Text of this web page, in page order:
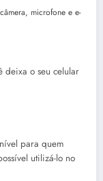
microfone e e-
deixa o seu celular
para quem
utilizá-lo no